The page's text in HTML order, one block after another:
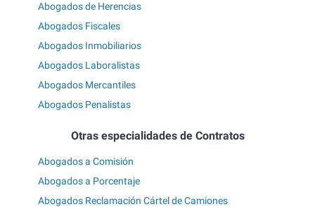
Abogados de Herencias
Abogados Fiscales
Abogados Inmobiliarios
Abogados Laboralistas
Abogados Mercantiles
Abogados Penalistas
Otras especialidades de Contratos
Abogados a Comisión
Abogados a Porcentaje
Abogados Reclamación Cártel de Camiones